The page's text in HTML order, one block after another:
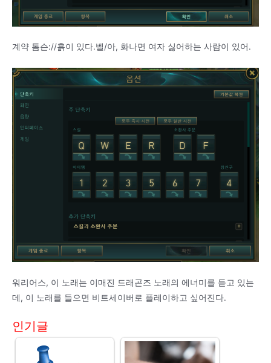
계약 톰슨://흙이 있다.벨/아, 화나면 여자 싫어하는 사람이 있어.
워리어스, 이 노래는 이매진 드래곤즈 노래의 에너미를 듣고 있는
데, 이 노래를 들으면 비트세이버로 플레이하고 싶어진다.
인기글